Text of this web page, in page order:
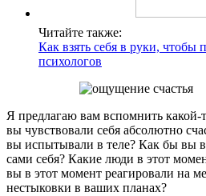
Читайте также:
Как взять себя в руки, чтобы
психологов
Я предлагаю вам вспомнить какой-
вы чувствовали себя абсолютно
вы испытывали в теле? Как бы вы
сами себя? Какие люди в этот
вы в этот момент реагировали на
нестыковки в ваших планах?